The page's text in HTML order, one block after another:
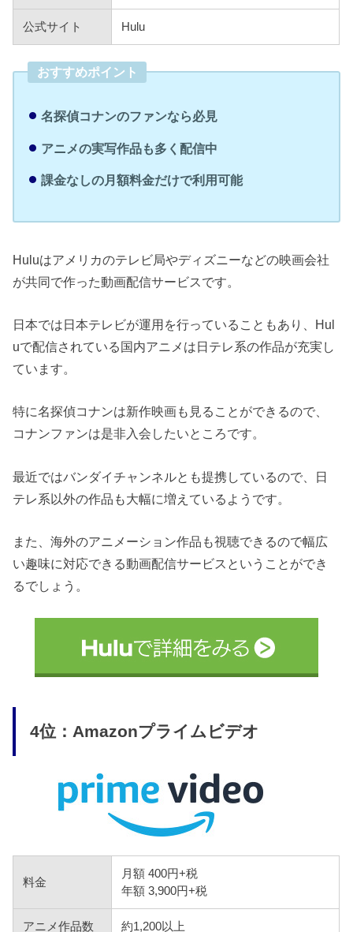
公式サイト Hulu
おすすめポイント
名探偵コナンのファンなら必見
アニメの実写作品も多く配信中
課金なしの月額料金だけで利用可能
Huluはアメリカのテレビ局やディズニーなどの映画会社
が共同で作った動画配信サービスです。
日本では日本テレビが運用を行っていることもあり、Hul
uで配信されている国内アニメは日テレ系の作品が充実し
ています。
特に名探偵コナンは新作映画も見ることができるので、
コナンファンは是非入会したいところです。
最近ではバンダイチャンネルとも提携しているので、日
テレ系以外の作品も大幅に増えているようです。
また、海外のアニメーション作品も視聴できるので幅広
い趣味に対応できる動画配信サービスということができ
るでしょう。
4位：Amazonプライムビデオ
料金
月額 400円+税
年額 3,900円+税
アニメ作品数 約1,200以上